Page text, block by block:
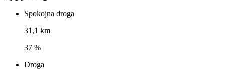
Spokojna droga
31,1 km
37 %
Droga